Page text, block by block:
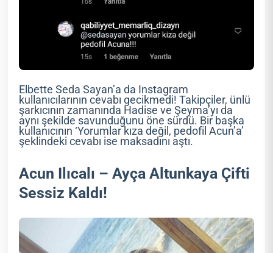
Elbette Seda Sayan’a da Instagram
kullanıcılarının cevabı gecikmedi! Takipçiler, ünlü
şarkıcının zamanında Hadise ve Şeyma’yı da
aynı şekilde savunduğunu öne sürdü. Bir başka
kullanıcının ‘Yorumlar kıza değil, pedofil Acun’a’
şeklindeki cevabı ise maksadını aştı.
Acun Ilıcalı – Ayça Altunkaya Çifti
Sessiz Kaldı!